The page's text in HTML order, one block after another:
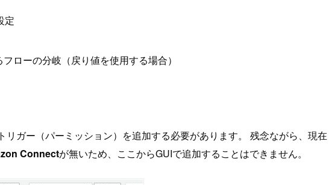
定
ローの分岐（戻り値を使用する場合）
リガー（パーミッション）を追加する必要があります。 残念ながら、現
Connectが無いため、ここからGUIで追加することはできません。